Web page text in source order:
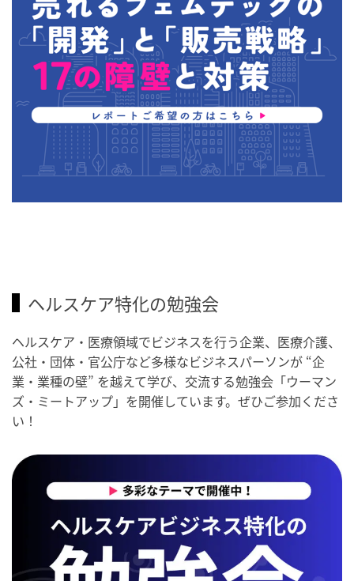
ヘルスケア特化の勉強会
ヘルスケア・医療領域でビジネスを行う企業、医療介護、
公社・団体・官公庁など多様なビジネスパーソンが “企
業・業種の壁” を越えて学び、交流する勉強会「ウーマン
ズ・ミートアップ」を開催しています。ぜひご参加くださ
い！